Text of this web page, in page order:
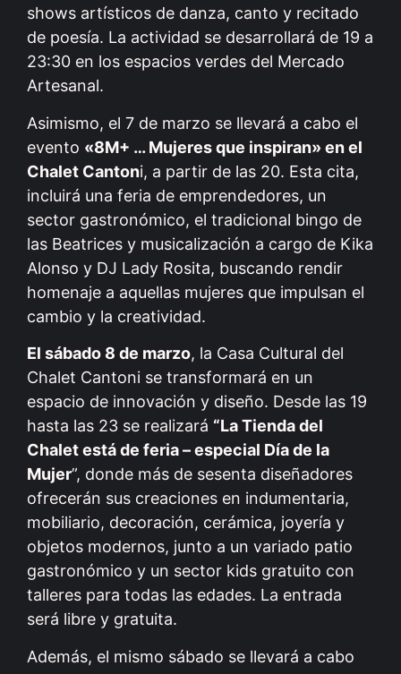
shows artísticos de danza, canto y recitado
de poesía. La actividad se desarrollará de 19 a
23:30 en los espacios verdes del Mercado
Artesanal.
Asimismo, el 7 de marzo se llevará a cabo el
evento «8M+ … Mujeres que inspiran» en el
Chalet Cantoni, a partir de las 20. Esta cita,
incluirá una feria de emprendedores, un
sector gastronómico, el tradicional bingo de
las Beatrices y musicalización a cargo de Kika
Alonso y DJ Lady Rosita, buscando rendir
homenaje a aquellas mujeres que impulsan el
cambio y la creatividad.
El sábado 8 de marzo, la Casa Cultural del
Chalet Cantoni se transformará en un
espacio de innovación y diseño. Desde las 19
hasta las 23 se realizará “La Tienda del
Chalet está de feria – especial Día de la
Mujer”, donde más de sesenta diseñadores
ofrecerán sus creaciones en indumentaria,
mobiliario, decoración, cerámica, joyería y
objetos modernos, junto a un variado patio
gastronómico y un sector kids gratuito con
talleres para todas las edades. La entrada
será libre y gratuita.
Además, el mismo sábado se llevará a cabo